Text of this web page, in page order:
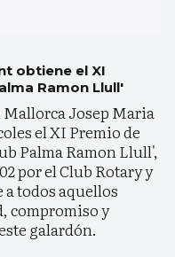
obtiene el XI
Ramon Llull'
Josep Maria
el XI Premio de
Palma Ramon Llull',
por el Club Rotary y
todos aquellos
compromiso y
galardón.